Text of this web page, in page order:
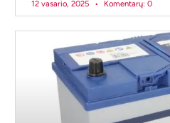
12 vasario, 2025 Komentarų: 0